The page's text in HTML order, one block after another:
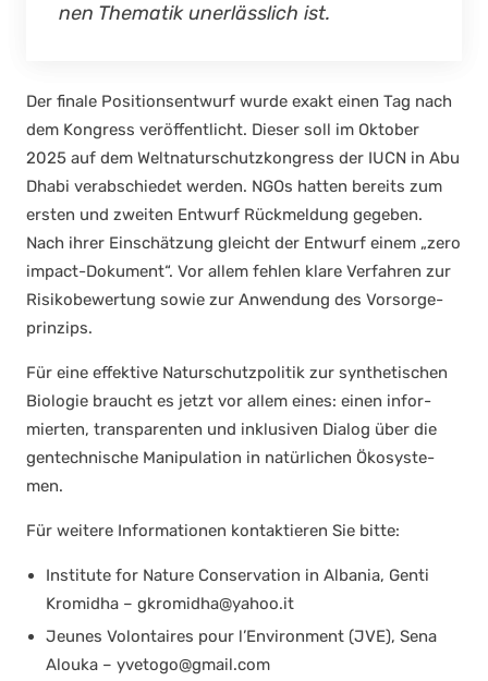
nen The­ma­tik uner­läss­lich ist.
Der fina­le Posi­ti­ons­ent­wurf wur­de exakt einen Tag nach
dem Kon­gress ver­öf­fent­licht. Die­ser soll im Okto­ber
2025 auf dem Welt­na­tur­schutz­kon­gress der IUCN in Abu
Dha­bi ver­ab­schie­det wer­den. NGOs hat­ten bereits zum
ers­ten und zwei­ten Ent­wurf Rück­mel­dung gege­ben.
Nach ihrer Ein­schät­zung gleicht der Ent­wurf einem „zero
impact-Doku­ment“. Vor allem feh­len kla­re Ver­fah­ren zur
Risi­ko­be­wer­tung sowie zur Anwen­dung des Vor­sor­ge­
prin­zips.
Für eine effek­ti­ve Natur­schutz­po­li­tik zur syn­the­ti­schen
Bio­lo­gie braucht es jetzt vor allem eines: einen infor­
mier­ten, trans­pa­ren­ten und inklu­si­ven Dia­log über die
gen­tech­ni­sche Mani­pu­la­ti­on in natür­li­chen Öko­sys­te­
men.
Für wei­te­re Infor­ma­tio­nen kon­tak­tie­ren Sie bit­te:
Insti­tu­te for Natu­re Con­ser­va­ti­on in Alba­nia, Gen­ti
Kro­mid­ha – gkromidha@yahoo.it
Jeu­nes Volon­tai­res pour l’Environment (JVE), Sena
Alou­ka – yvetogo@gmail.com